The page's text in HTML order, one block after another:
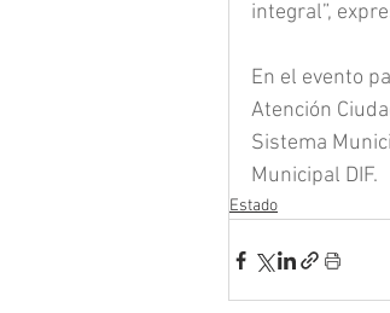
integral”,
En el evento
Atención
Sistema
Municipal DIF.
Estado